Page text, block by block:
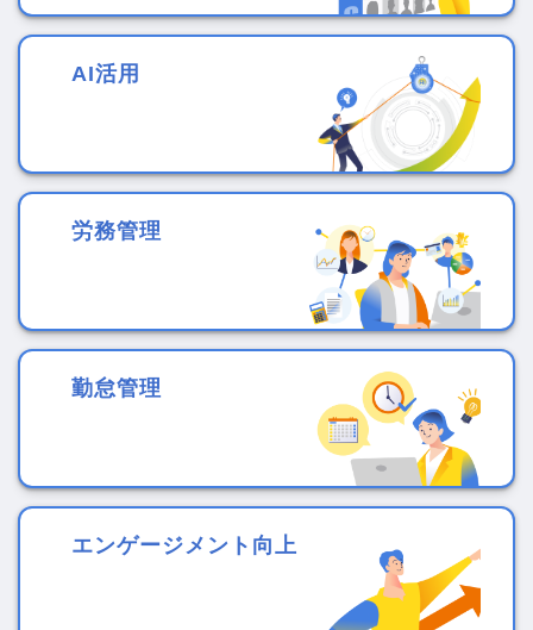
AI活用
労務管理
勤怠管理
エンゲージメント向上